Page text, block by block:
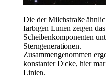
Die der Milchstraße
farbigen Linien zeigen
Scheibenkomponenten
Sterngenerationen.
Zusammengenommen
konstanter Dicke, hier
Linien.